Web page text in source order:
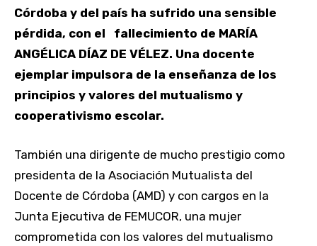
Córdoba y del país ha sufrido una sensible
pérdida, con el fallecimiento de MARÍA
ANGÉLICA DÍAZ DE VÉLEZ. Una docente
ejemplar impulsora de la enseñanza de los
principios y valores del mutualismo y
cooperativismo escolar.
También una dirigente de mucho prestigio como
presidenta de la Asociación Mutualista del
Docente de Córdoba (AMD) y con cargos en la
Junta Ejecutiva de FEMUCOR, una mujer
comprometida con los valores del mutualismo